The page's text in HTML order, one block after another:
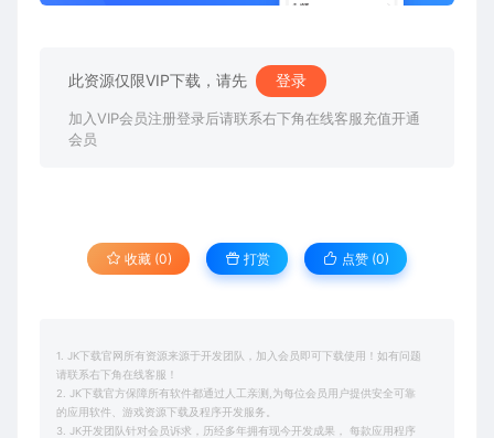
此资源仅限VIP下载，请先 登录
加入VIP会员注册登录后请联系右下角在线客服充值开通
会员
收藏 (0) 打赏 点赞 (0)
1. JK下载官网所有资源来源于开发团队，加入会员即可下载使用！如有问题
请联系右下角在线客服！
2. JK下载官方保障所有软件都通过人工亲测,为每位会员用户提供安全可靠
的应用软件、游戏资源下载及程序开发服务。
3. JK开发团队针对会员诉求，历经多年拥有现今开发成果， 每款应用程序